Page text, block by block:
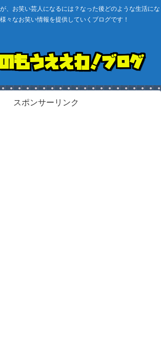
、お笑い芸人になるには？なった後どのような生活にな
々なお笑い情報を提供していくブログです！
スポンサーリンク